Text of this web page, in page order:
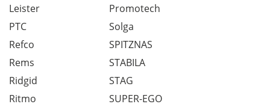
Leister
Promotech
PTC
Refco
Rems
Ridgid
Ritmo
Solga
SPITZNAS
STABILA
STAG
SUPER-EGO